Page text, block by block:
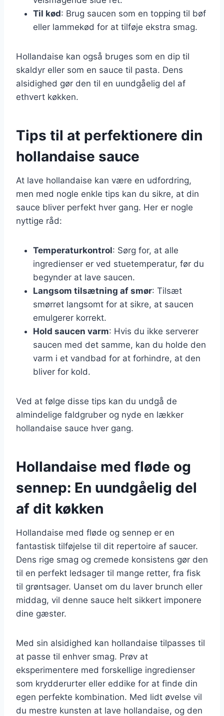
Til kød: Brug saucen som en topping til bøf
eller lammekød for at tilføje ekstra smag.
Hollandaise kan også bruges som en dip til
skaldyr eller som en sauce til pasta. Dens
alsidighed gør den til en uundgåelig del af
ethvert køkken.
Tips til at perfektionere din
hollandaise sauce
At lave hollandaise kan være en udfordring,
men med nogle enkle tips kan du sikre, at din
sauce bliver perfekt hver gang. Her er nogle
nyttige råd:
Temperaturkontrol: Sørg for, at alle
ingredienser er ved stuetemperatur, før du
begynder at lave saucen.
Langsom tilsætning af smør: Tilsæt
smørret langsomt for at sikre, at saucen
emulgerer korrekt.
Hold saucen varm: Hvis du ikke serverer
saucen med det samme, kan du holde den
varm i et vandbad for at forhindre, at den
bliver for kold.
Ved at følge disse tips kan du undgå de
almindelige faldgruber og nyde en lækker
hollandaise sauce hver gang.
Hollandaise med fløde og
sennep: En uundgåelig del
af dit køkken
Hollandaise med fløde og sennep er en
fantastisk tilføjelse til dit repertoire af saucer.
Dens rige smag og cremede konsistens gør den
til en perfekt ledsager til mange retter, fra fisk
til grøntsager. Uanset om du laver brunch eller
middag, vil denne sauce helt sikkert imponere
dine gæster.
Med sin alsidighed kan hollandaise tilpasses til
at passe til enhver smag. Prøv at
eksperimentere med forskellige ingredienser
som krydderurter eller eddike for at finde din
egen perfekte kombination. Med lidt øvelse vil
du mestre kunsten at lave hollandaise, og den